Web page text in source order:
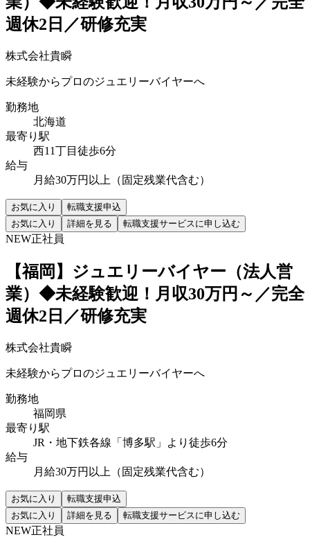
週休2日／研修充実
株式会社貴瞬
未経験からプロのジュエリーバイヤーへ
勤務地
北海道
最寄り駅
西11丁目徒歩6分
給与
月給30万円以上（固定残業代含む）
お気に入り
転職支援申込
お気に入り
詳細を見る 転職支援サービスに申し込む
NEW正社員
【福岡】ジュエリーバイヤー（法人営
業）◆未経験歓迎！月収30万円～／完全
週休2日／研修充実
株式会社貴瞬
未経験からプロのジュエリーバイヤーへ
勤務地
福岡県
最寄り駅
JR・地下鉄各線「博多駅」より徒歩6分
給与
月給30万円以上（固定残業代含む）
お気に入り
転職支援申込
お気に入り
詳細を見る 転職支援サービスに申し込む
NEW正社員